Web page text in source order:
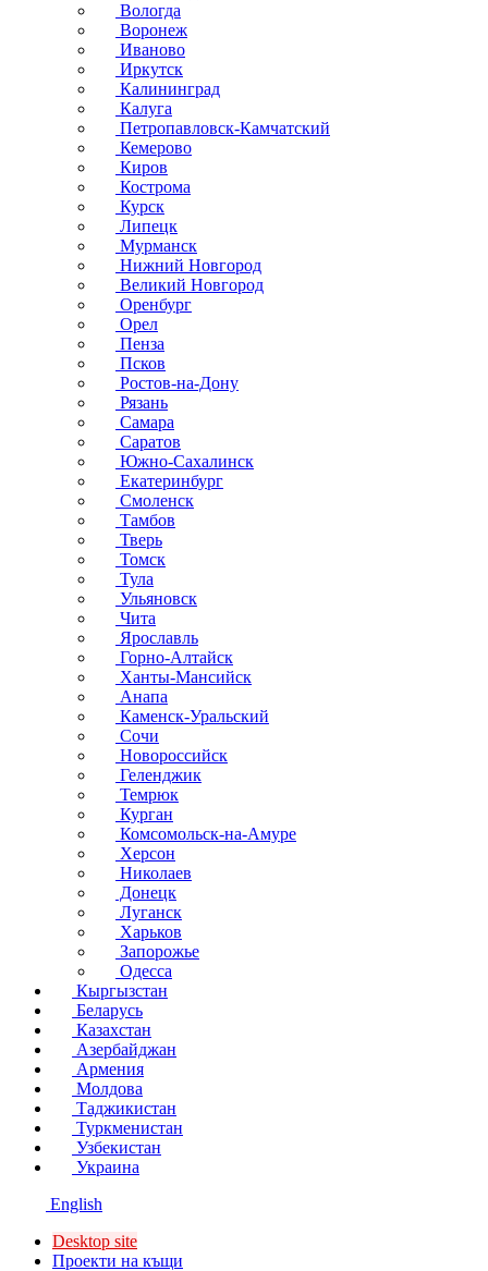
Вологда
Воронеж
Иваново
Иркутск
Калининград
Калуга
Петропавловск-Камчатский
Кемерово
Киров
Кострома
Курск
Липецк
Мурманск
Нижний Новгород
Великий Новгород
Оренбург
Орел
Пенза
Псков
Ростов-на-Дону
Рязань
Самара
Саратов
Южно-Сахалинск
Екатеринбург
Смоленск
Тамбов
Тверь
Томск
Тула
Ульяновск
Чита
Ярославль
Горно-Алтайск
Ханты-Мансийск
Анапа
Каменск-Уральский
Сочи
Новороссийск
Геленджик
Темрюк
Курган
Комсомольск-на-Амуре
Херсон
Николаев
Донецк
Луганск
Харьков
Запорожье
Одесса
Кыргызстан
Беларусь
Казахстан
Азербайджан
Армения
Молдова
Таджикистан
Туркменистан
Узбекистан
Украина
English
Desktop site
Проекти на къщи